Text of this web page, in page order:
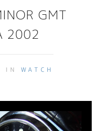
GMT
2002
IN WATCH